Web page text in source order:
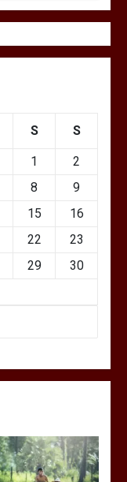
S S
1
2
8
9
15
16
22
23
29
30